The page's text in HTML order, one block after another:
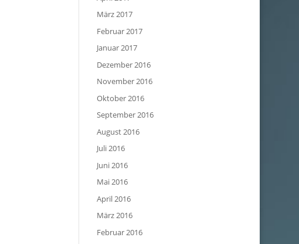
März 2017
Februar 2017
Januar 2017
Dezember 2016
November 2016
Oktober 2016
September 2016
August 2016
Juli 2016
Juni 2016
Mai 2016
April 2016
März 2016
Februar 2016